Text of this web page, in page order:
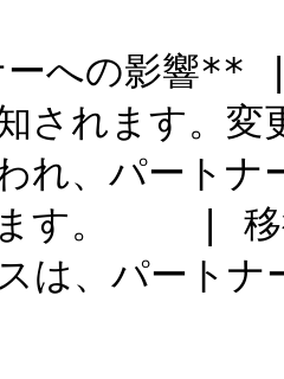
への影響**
されます。
れ、パート
ます。    | 移
は、パート